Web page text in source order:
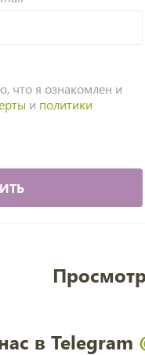
что я ознакомлен и
и политики
в Telegram